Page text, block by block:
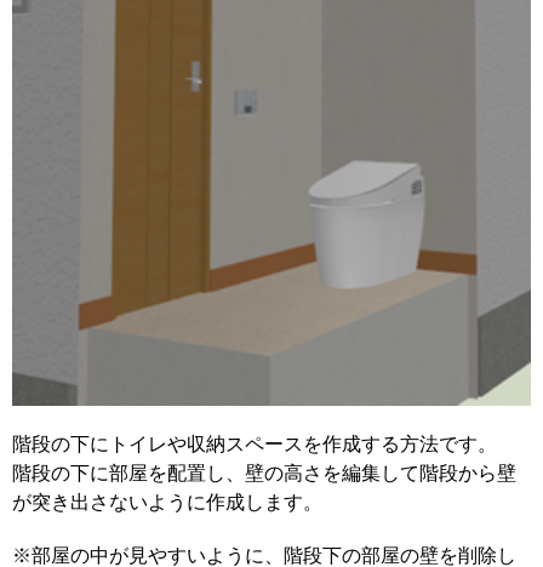
階段の下にトイレや収納スペースを作成する方法です。
階段の下に部屋を配置し、壁の高さを編集して階段から壁
が突き出さないように作成します。
※部屋の中が見やすいように、階段下の部屋の壁を削除し